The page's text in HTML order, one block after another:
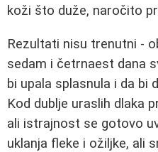
koži što duže, naročito
Rezultati nisu trenutni -
sedam i četrnaest dana
bi upala splasnula i da bi
Kod dublje uraslih dlaka
ali istrajnost se gotovo
uklanja fleke i ožiljke, ali